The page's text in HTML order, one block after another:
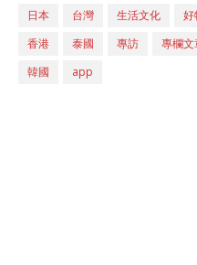
日本 台灣 生活文化 好
香港
泰國 專訪 專欄文
韓國
app